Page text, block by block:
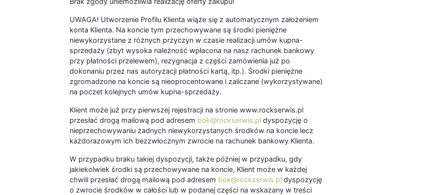
UWAGA! Utworzenie Profilu Klienta wiąże się z automatycznym założeniem
konta Klienta. Na koncie tym przechowywane są środki pieniężne
niewykorzystane z różnych przyczyn w czasie realizacji umów kupna-
sprzedaży (zbyt wysoka należność wpłacona na nasz rachunek bankowy
przy płatności przelewem), rezygnacja z części zamówienia już po
dokonaniu przez nas autoryzacji płatności kartą, itp.). Środki pieniężne
zgromadzone na koncie są nieoprocentowane i zaliczane (wykorzystywane)
na poczet kolejnych umów kupna-sprzedaży.
Klient może już przy pierwszej rejestracji na stronie www.rockserwis.pl
przesłać drogą mailową pod adresem bok@rockserwis.pl dyspozycję o
nieprzechowywaniu żadnych niewykorzystanych środków na koncie lecz
każdorazowym ich bezzwłocznym zwrocie na rachunek bankowy Klienta.
W przypadku braku takiej dyspozycji, także później w przypadku, gdy
jakiekolwiek środki są przechowywane na koncie, Klient może w każdej
chwili przesłać drogą mailową pod adresem bok@rockserwis.pl dyspozycję
o zwrocie środków w całości lub w podanej części na wskazany w treści